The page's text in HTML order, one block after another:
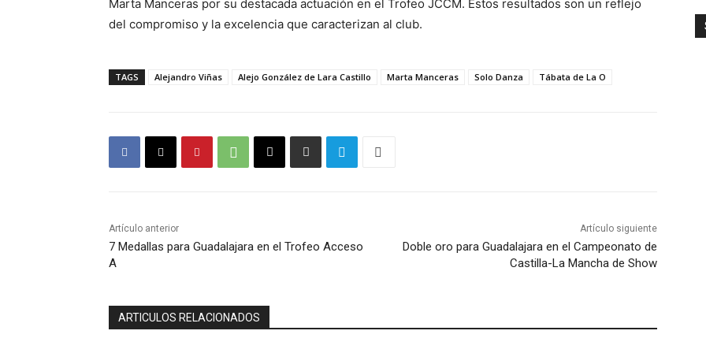
Marta Manceras por su destacada actuación en el Trofeo JCCM. Estos resultados son un reflejo
del compromiso y la excelencia que caracterizan al club.
TAGS Alejandro Viñas Alejo González de Lara Castillo Marta Manceras Solo Danza Tábata de La O
Artículo anterior
7 Medallas para Guadalajara en el Trofeo Acceso
A
Artículo siguiente
Doble oro para Guadalajara en el Campeonato de
Castilla-La Mancha de Show
ARTICULOS RELACIONADOS